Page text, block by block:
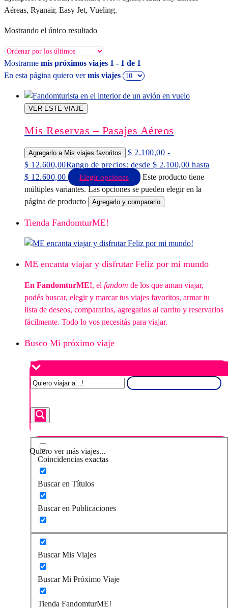
Aéreas, Ryanair, Easy Jet, Vueling.
Mostrando el único resultado
Mostrarme mis próximos viajes 1 - 1 de 1
En esta página quiero vermis viajes
VER ESTE VIAJE
Mis Reservas – Pasajes Aéreos
Agregarlo a Mis viajes favoritos $ 2.100,00 -
$ 12.600,00Rango de precios: desde $ 2.100,00 hasta
$ 12.600,00
Elegir opciones
Este producto tiene
múltiples variantes. Las opciones se pueden elegir en la
página de producto
Agregarlo y compararlo
Tienda FandomturME!
ME encanta viajar y disfrutar Feliz por mi mundo
En FandomturME!, el fandom de los que aman viajar,
podés buscar, elegir y marcar tus viajes favoritos, armar tu
lista de deseos, compararlos, agregarlos al carrito y reservarlos
fácilmente. Todo lo vos necesitás para viajar.
Busco Mi próximo viaje
Quiero ver más viajes...
Coincidencias exactas
Buscar en Títulos
Buscar en Publicaciones
Buscar Mis Viajes
Buscar Mi Próximo Viaje
Tienda FandomturME!